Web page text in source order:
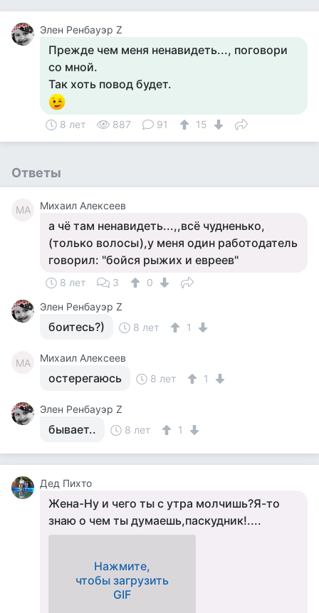
Элен Ренбауэр Z
Прежде чем меня ненавидеть..., поговори
со мной.
Так хоть повод будет.
8 лет 887 91 15
Ответы
МА Михаил Алексеев
а чё там ненавидеть...,,всё чудненько,
(только волосы),у меня один работодатель
говорил: "бойся рыжих и евреев"
8 лет 3
0
Элен Ренбауэр Z
боитесь?) 8 лет 1
МА Михаил Алексеев
остерегаюсь 8 лет 1
Элен Ренбауэр Z
бывает.. 8 лет 1
Дед Пихто
Жена-Ну и чего ты с утра молчишь?Я-то
знаю о чем ты думаешь,паскудник!....
Нажмите,
чтобы загрузить
GIF